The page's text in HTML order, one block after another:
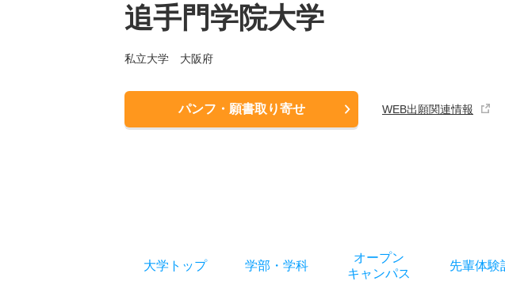
追手門学院大学
私立大学 大阪府
パンフ・願書取り寄せ WEB出願関連情報
大学トップ 学部 ・ 学科
オープン
キャンパス
先輩体験